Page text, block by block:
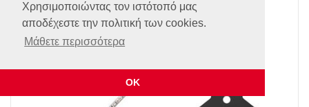
Χρησιμοποιώντας τον ιστότοπό μας
αποδέχεστε την πολιτική των cookies.
Μάθετε περισσότερα
ΟΚ